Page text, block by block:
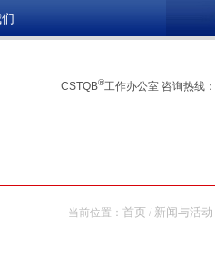
CSTQB®工作办公室 咨询热线：
当前位置： 首页 / 新闻与活动